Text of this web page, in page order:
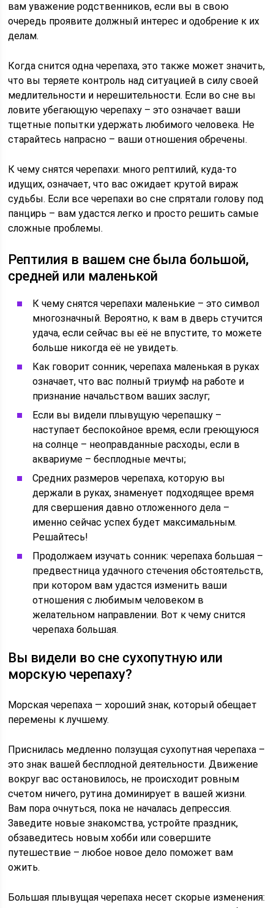
вам уважение родственников, если вы в свою
очередь проявите должный интерес и одобрение к их
делам.
Когда снится одна черепаха, это также может значить,
что вы теряете контроль над ситуацией в силу своей
медлительности и нерешительности. Если во сне вы
ловите убегающую черепаху – это означает ваши
тщетные попытки удержать любимого человека. Не
старайтесь напрасно – ваши отношения обречены.
К чему снятся черепахи: много рептилий, куда-то
идущих, означает, что вас ожидает крутой вираж
судьбы. Если все черепахи во сне спрятали голову под
панцирь – вам удастся легко и просто решить самые
сложные проблемы.
Рептилия в вашем сне была большой,
средней или маленькой
К чему снятся черепахи маленькие – это символ
многозначный. Вероятно, к вам в дверь стучится
удача, если сейчас вы её не впустите, то можете
больше никогда её не увидеть.
Как говорит сонник, черепаха маленькая в руках
означает, что вас полный триумф на работе и
признание начальством ваших заслуг;
Если вы видели плывущую черепашку –
наступает беспокойное время, если греющуюся
на солнце – неоправданные расходы, если в
аквариуме – бесплодные мечты;
Средних размеров черепаха, которую вы
держали в руках, знаменует подходящее время
для свершения давно отложенного дела –
именно сейчас успех будет максимальным.
Решайтесь!
Продолжаем изучать сонник: черепаха большая –
предвестница удачного стечения обстоятельств,
при котором вам удастся изменить ваши
отношения с любимым человеком в
желательном направлении. Вот к чему снится
черепаха большая.
Вы видели во сне сухопутную или
морскую черепаху?
Морская черепаха — хороший знак, который обещает
перемены к лучшему.
Приснилась медленно ползущая сухопутная черепаха –
это знак вашей бесплодной деятельности. Движение
вокруг вас остановилось, не происходит ровным
счетом ничего, рутина доминирует в вашей жизни.
Вам пора очнуться, пока не началась депрессия.
Заведите новые знакомства, устройте праздник,
обзаведитесь новым хобби или совершите
путешествие – любое новое дело поможет вам
ожить.
Большая плывущая черепаха несет скорые изменения: